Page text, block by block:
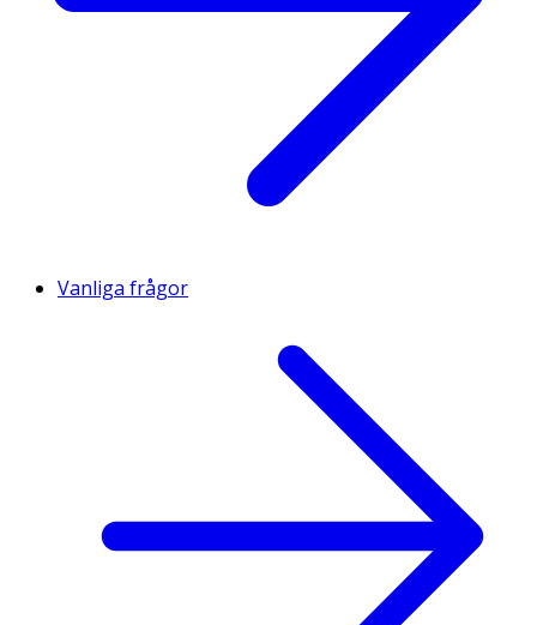
Vanliga frågor